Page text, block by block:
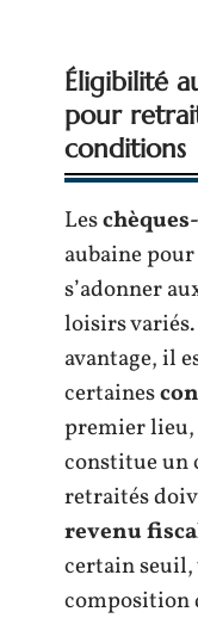
Éligibilité
pour
conditions
Les
aubaine
s’adonner
loisirs
avantage, il
certaines
premier lieu,
constitue un
retraités
revenu
certain
composition